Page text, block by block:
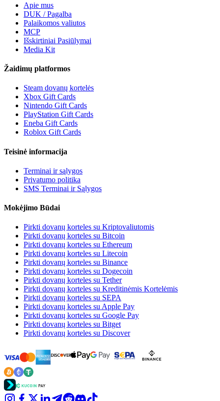
Apie mus
DUK / Pagalba
Palaikomos valiutos
MCP
Išskirtiniai Pasiūlymai
Media Kit
Žaidimų platformos
Steam dovanų kortelės
Xbox Gift Cards
Nintendo Gift Cards
PlayStation Gift Cards
Eneba Gift Cards
Roblox Gift Cards
Teisinė informacija
Terminai ir sąlygos
Privatumo politika
SMS Terminai ir Sąlygos
Mokėjimo Būdai
Pirkti dovanų korteles su Kriptovaliutomis
Pirkti dovanų korteles su Bitcoin
Pirkti dovanų korteles su Ethereum
Pirkti dovanų korteles su Litecoin
Pirkti dovanų korteles su Binance
Pirkti dovanų korteles su Dogecoin
Pirkti dovanų korteles su Tether
Pirkti dovanų korteles su Kreditinėmis Kortelėmis
Pirkti dovanų korteles su SEPA
Pirkti dovanų korteles su Apple Pay
Pirkti dovanų korteles su Google Pay
Pirkti dovanų korteles su Bitget
Pirkti dovanų korteles su Discover